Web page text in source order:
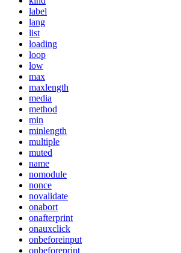
label
lang
list
loading
loop
low
max
maxlength
media
method
min
minlength
multiple
muted
name
nomodule
nonce
novalidate
onabort
onafterprint
onauxclick
onbeforeinput
onbeforeprint